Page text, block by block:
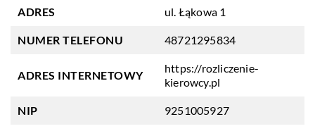
ADRES ul. Łąkowa 1
NUMER TELEFONU 48721295834
ADRES INTERNETOWY
https://rozliczenie-
kierowcy.pl
NIP 9251005927